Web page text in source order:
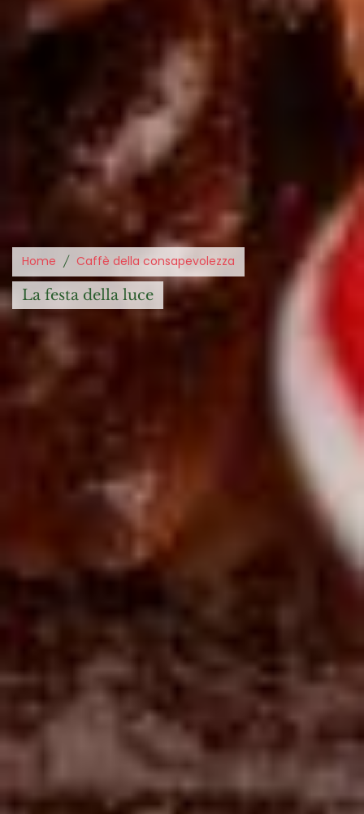
Home Caffè della consapevolezza
la festa della luce